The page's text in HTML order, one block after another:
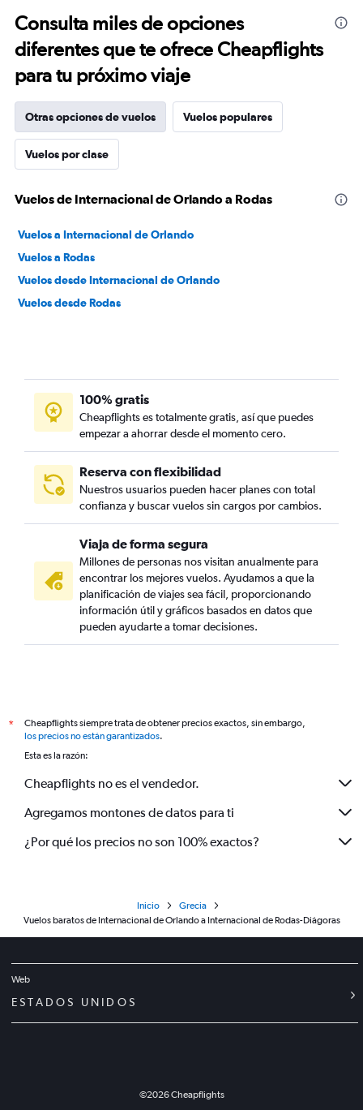
Consulta miles de opciones
diferentes que te ofrece Cheapflights
para tu próximo viaje
Otras opciones de vuelos Vuelos populares
Vuelos por clase
Vuelos de Internacional de Orlando a Rodas
Vuelos a Internacional de Orlando
Vuelos a Rodas
Vuelos desde Internacional de Orlando
Vuelos desde Rodas
100% gratis
Cheapflights es totalmente gratis, así que puedes
empezar a ahorrar desde el momento cero.
Reserva con flexibilidad
Nuestros usuarios pueden hacer planes con total
confianza y buscar vuelos sin cargos por cambios.
Viaja de forma segura
Millones de personas nos visitan anualmente para
encontrar los mejores vuelos. Ayudamos a que la
planificación de viajes sea fácil, proporcionando
información útil y gráficos basados en datos que
pueden ayudarte a tomar decisiones.
*
Cheapflights siempre trata de obtener precios exactos, sin embargo,
los precios no están garantizados.
Esta es la razón:
Cheapflights no es el vendedor.
Agregamos montones de datos para ti
¿Por qué los precios no son 100% exactos?
Inicio
Grecia
Vuelos baratos de Internacional de Orlando a Internacional de Rodas-Diágoras
Web
ESTADOS UNIDOS
©2026Cheapflights